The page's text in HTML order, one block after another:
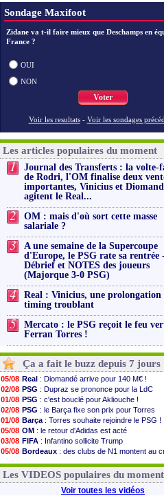
16h27 Rennes: Haise a prolongé (officiel)
16h07 OM : B. Genesio - "ce n'est pas idéal"
15h46 TFC
15h20 Norvège
06/08 Ouganda: Owori battu à mort à Kampala
Sondage Maxifoot
Zidane va t-il faire mieux que Deschamps en
France ?
OUI
NON
Voter
Voir les resultats - Voir les sondages
Les articles populaires du moment
1
Journal des Transferts : la volte-
de Rodri, l'OM finalise deux
importantes, Vinicius et
agitent le Real...
2
OM : mais d'où sort cette masse
salariale ?
3
A une semaine de la Supercoupe
d'Europe, le PSG rate sa rentrée
Débrief et NOTES des joueurs
(Majorque 3-0 PSG)
4
Real : Vinicius, une prolongation
timing troublant
5
Mercato : le PSG reçoit le feu
Ferran Torres !
Ça a fait le buzz depuis 7 jours
05/08 Real : Diomandé arrive pour 140 M€ !
02/08 PSG : Dupraz se prononce pour la LdC
01/08 PSG : c'est bouclé pour Akliouche !
02/08 PSG : le Barça fixe son prix pour Torres
01/08 Barça : Torres souhaite rejoindre le PSG !
05/08 OM : le retour d'Adidas est acté
03/08 FIFA : Infantino sollicite Trump
05/08 Bordeaux : des clubs de N1 montent au
03/08 Real: le démenti de Leipzig pour Diomandé
Les VIDEOS populaires du moment
Voir toutes les vidéos